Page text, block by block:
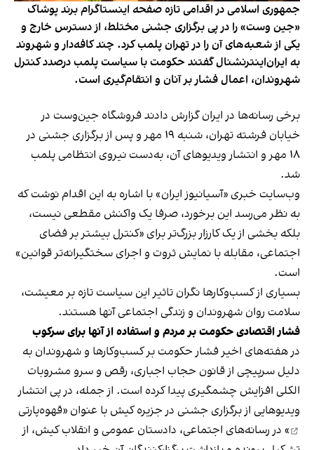
جمهوری اسلامی در اقدامی تازه صفحه اینستاگرام برند پوشاک
«جین وست» را در پی برگزاری جشنی مختلط، از دسترس خارج و
یکی از شعبه‌های آن را در تهران پلمب کرد. چند کافه‌‌دار و شهروند
به ایران‌اینترنشنال گفتند حکومت با سیاست پلمب درصدد کنترل
شهروندان، اعمال فشار بر آنان و انتقام‌گیری است.
برخی رسانه‌ها در ایران گزارش دادند فروشگاه جین‌وست در
خیابان فرشته تهران، شنبه ۱۹ مهر و پس از برگزاری جشنی در
۱۸ مهر و انتشار ویدیوهای آن، به‌دست نیروی انتظامی پلمب
شد.
وب‌سایت خبری «آسیانیوز ایران» با اشاره به این اقدام نوشت که
به نظر می‌رسد این برخورد، صرفا یک واکنش مقطعی نیست،
بلکه بخشی از یک کارزار بزرگ‌تر برای «کنترل بیشتر بر فضای
اجتماعی، مقابله با نمایش ثروت و اجرای سختگیرانه‌تر قوانین»
است.
بسیاری از کسب‌وکارها نگران تاثیر این سیاست‌ تازه بر معیشت،
سلامت روان شهروندان و زندگی اجتماعی آنها هستند.
فشار اقتصادی حکومت بر مردم و استفاده از آنها برای سرکوب
در هفته‌های اخیر فشار حکومت بر کسب‌وکارها و شهروندان به
دلیل سرپیچی از قانون حجاب اجباری، رقص و سرو مشروبات
الکلی افزایش چشمگیری پیدا کرده است. از جمله، در پی انتشار
ویدیوهایی از برگزاری جشنی در جزیره کیش با عنوان «قهوه‌پارتی
» در رسانه‌های اجتماعی، دادستان عمومی و انقلاب کیش، از